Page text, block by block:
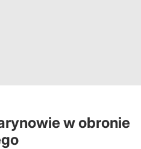
w obronie